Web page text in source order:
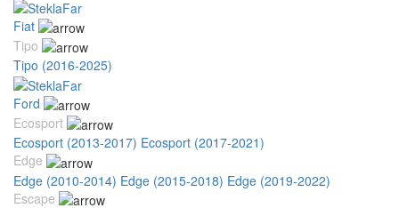
Fiat
Tipo
Tipo (2016-2025)
Ford
Ecosport
Ecosport (2013-2017) Ecosport (2017-2021)
Edge
Edge (2010-2014) Edge (2015-2018) Edge (2019-2022)
Escape